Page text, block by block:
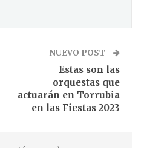
NUEVO POST
Estas son las
orquestas que
actuarán en Torrubia
en las Fiestas 2023